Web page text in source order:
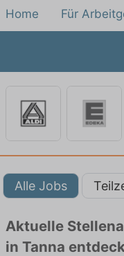
Home Für
Alle Jobs
Aktuelle
in Tanna